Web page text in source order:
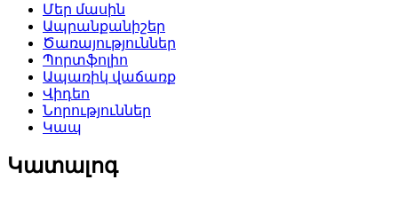
Մեր մասին
Ապրանքանիշեր
Ծառայություններ
Պորտֆոլիո
Ապառիկ վաճառք
Վիդեո
Նորություններ
Կապ
Կատալոգ